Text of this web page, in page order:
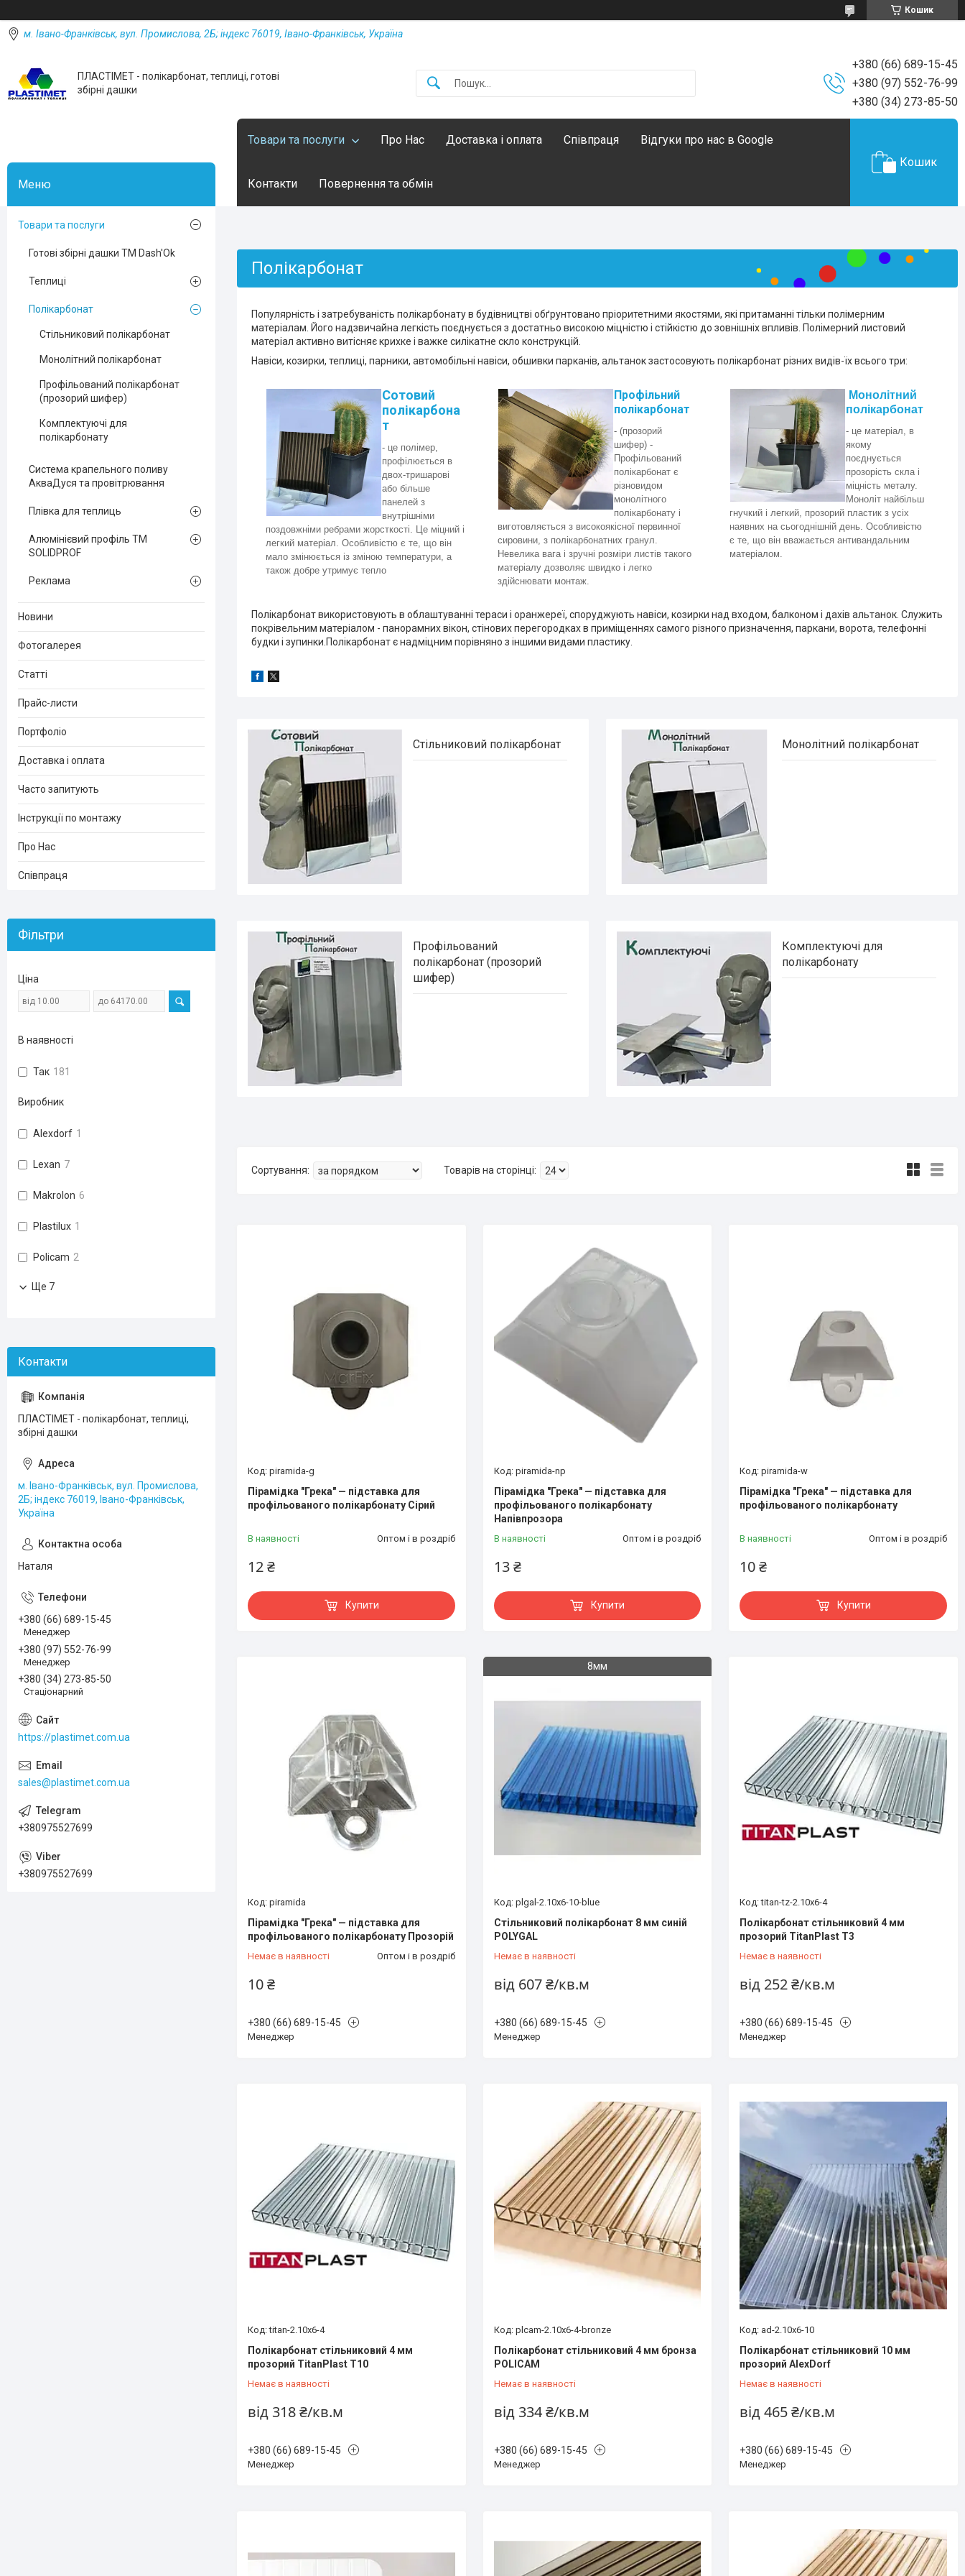
Кошик
м. Івано-Франківськ, вул. Промислова, 2Б; індекс 76019, Івано-Франківськ, Україна
ПЛАСТІМЕТ - полікарбонат, теплиці, готові
збірні дашки
+380 (66) 689-15-45
+380 (97) 552-76-99
+380 (34) 273-85-50
Товари та послуги Про Нас Доставка і оплата Співпраця Відгуки про нас в Google
Контакти Повернення та обмін
Кошик
Полікарбонат
Популярність і затребуваність полікарбонату в будівництві обґрунтовано пріоритетними якостями, які притаманні тільки полімерним
матеріалам. Його надзвичайна легкість поєднується з достатньо високою міцністю і стійкістю до зовнішніх впливів. Полімерний листовий
матеріал активно витісняє крихке і важке силікатне скло конструкцій.
Навіси, козирки, теплиці, парники, автомобільні навіси, обшивки парканів, альтанок застосовують полікарбонат різних видів-їх всього три:
Сотовий
полікарбона
т
- це полімер,
профілюється в
двох-тришарові
або більше
панелей з
внутрішніми
поздовжніми ребрами жорсткості. Це міцний і
легкий матеріал. Особливістю є те, що він
мало змінюється із зміною температури, а
також добре утримує тепло
Профільний
полікарбонат
- (прозорий
шифер) -
Профільований
полікарбонат є
різновидом
монолітного
полікарбонату і
виготовляється з високоякісної первинної
сировини, з полікарбонатних гранул.
Невелика вага і зручні розміри листів такого
матеріалу дозволяє швидко і легко
здійснювати монтаж.
Монолітний
полікарбонат
- це матеріал, в
якому
поєднується
прозорість скла і
міцність металу.
Моноліт найбільш
гнучкий і легкий, прозорий пластик з усіх
наявних на сьогоднішній день. Особливістю
є те, що він вважається антивандальним
матеріалом.
Полікарбонат використовують в облаштуванні тераси і оранжереї, споруджують навіси, козирки над входом, балконом і дахів альтанок. Служить
покрівельним матеріалом - панорамних вікон, стінових перегородках в приміщеннях самого різного призначення, паркани, ворота, телефонні
будки і зупинки.Полікарбонат є надміцним порівняно з іншими видами пластику.
Стільниковий полікарбонат Монолітний полікарбонат
Профільований
полікарбонат (прозорий
шифер)
Комплектуючі для
полікарбонату
piramida-g
Пірамідка "Грека" — підставка для
профільованого полікарбонату Сірий
В наявності Оптом і в роздріб
12 ₴
Купити
piramida-np
Пірамідка "Грека" — підставка для
профільованого полікарбонату
Напівпрозора
В наявності Оптом і в роздріб
13 ₴
Купити
piramida-w
Пірамідка "Грека" — підставка для
профільованого полікарбонату
В наявності Оптом і в роздріб
10 ₴
Купити
piramida
Пірамідка "Грека" — підставка для
профільованого полікарбонату Прозорій
Немає в наявності Оптом і в роздріб
10 ₴
+380 (66) 689-15-45
Менеджер
8мм
plgal-2.10x6-10-blue
Стільниковий полікарбонат 8 мм синій
POLYGAL
Немає в наявності
від 607 ₴/кв.м
+380 (66) 689-15-45
Менеджер
titan-tz-2.10x6-4
Полікарбонат стільниковий 4 мм
прозорий TitanPlast T3
Немає в наявності
від 252 ₴/кв.м
+380 (66) 689-15-45
Менеджер
titan-2.10x6-4
Полікарбонат стільниковий 4 мм
прозорий TitanPlast T10
Немає в наявності
від 318 ₴/кв.м
+380 (66) 689-15-45
Менеджер
plcam-2.10x6-4-bronze
Полікарбонат стільниковий 4 мм бронза
POLICAM
Немає в наявності
від 334 ₴/кв.м
+380 (66) 689-15-45
Менеджер
ad-2.10x6-10
Полікарбонат стільниковий 10 мм
прозорий AlexDorf
Немає в наявності
від 465 ₴/кв.м
+380 (66) 689-15-45
Менеджер
Товари та послуги
Готові збірні дашки ТМ Dash'Ok
Теплиці
Полікарбонат
Стільниковий полікарбонат
Монолітний полікарбонат
Профільований полікарбонат
(прозорий шифер)
Комплектуючі для
полікарбонату
Система крапельного поливу
АкваДуся та провітрювання
Плівка для теплиць
Алюмінієвий профіль ТМ
SOLIDPROF
Реклама
Новини
Фотогалерея
Статті
Прайс-листи
Портфоліо
Доставка і оплата
Часто запитують
Інструкції по монтажу
Про Нас
Співпраця
Фільтри
Ціна
В наявності
Так 181
Виробник
Alexdorf 1
Lexan 7
Makrolon 6
Plastilux 1
Policam 2
Ще 7
ПЛАСТІМЕТ - полікарбонат, теплиці,
збірні дашки
м. Івано-Франківськ, вул. Промислова,
2Б; індекс 76019, Івано-Франківськ,
Україна
Наталя
+380 (66) 689-15-45
Менеджер
+380 (97) 552-76-99
Менеджер
+380 (34) 273-85-50
Стаціонарний
https://plastimet.com.ua
sales@plastimet.com.ua
+380975527699
+380975527699